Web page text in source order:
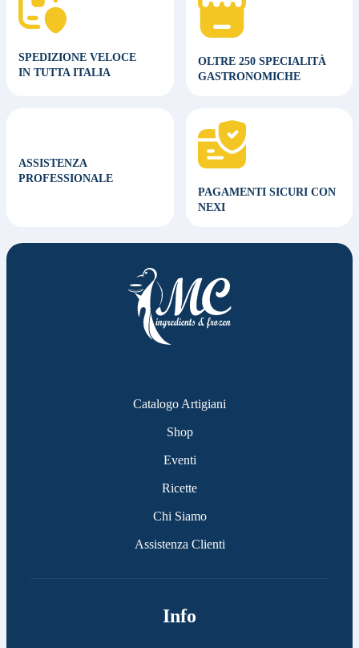
SPEDIZIONE VELOCE
IN TUTTA ITALIA
OLTRE 250 SPECIALITÀ
GASTRONOMICHE
ASSISTENZA
PROFESSIONALE
PAGAMENTI SICURI CON
NEXI
Catalogo Artigiani
Shop
Eventi
Ricette
Chi Siamo
Assistenza Clienti
Info